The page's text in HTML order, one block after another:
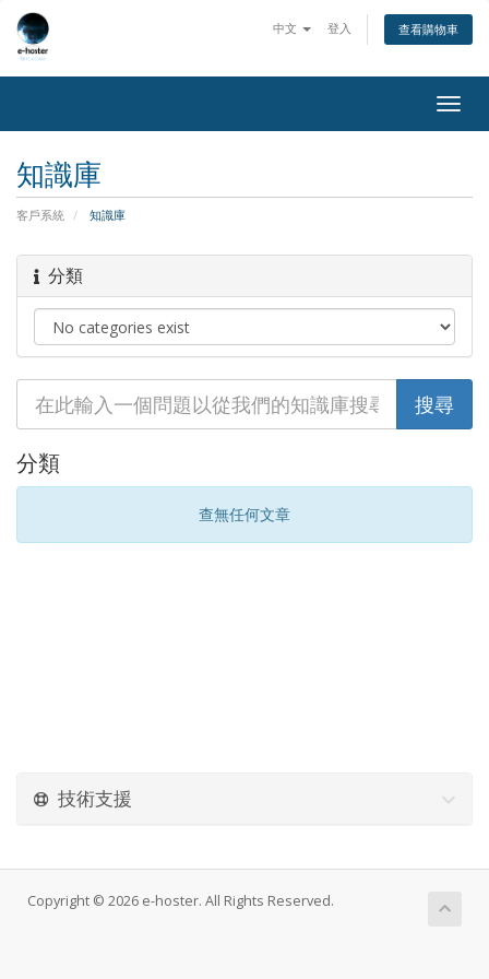
中文 登入 查看購物車
知識庫
客戶系統 知識庫
分類
分類
查無任何文章
技術支援
Copyright © 2026 e-hoster. All Rights Reserved.